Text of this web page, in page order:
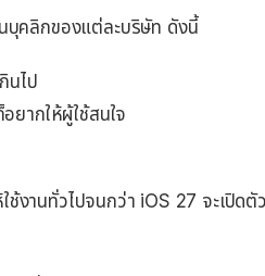
บุคลิกของแต่ละบริษัท ดังนี้
นไป
ากให้ผู้ใช้สนใจ
ช้งานทั่วไปจนกว่า iOS 27 จะเปิด